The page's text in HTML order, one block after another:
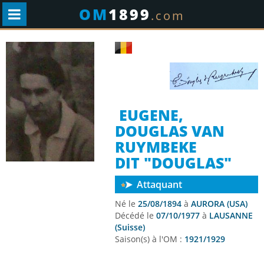
OM1899.com
EUGENE,
DOUGLAS VAN
RUYMBEKE
DIT "DOUGLAS"
Attaquant
Né le 25/08/1894 à AURORA (USA)
Décédé le 07/10/1977 à LAUSANNE
(Suisse)
Saison(s) à l'OM : 1921/1929